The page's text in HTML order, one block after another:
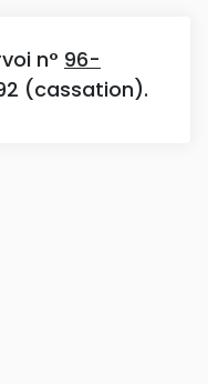
n° 96-
(cassation).